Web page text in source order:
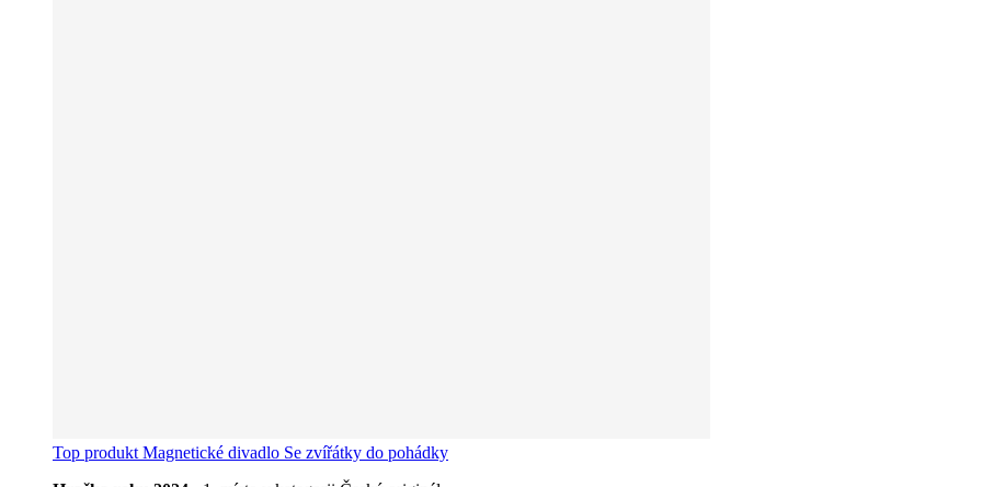
Top produkt Magnetické divadlo Se zvířátky do pohádky